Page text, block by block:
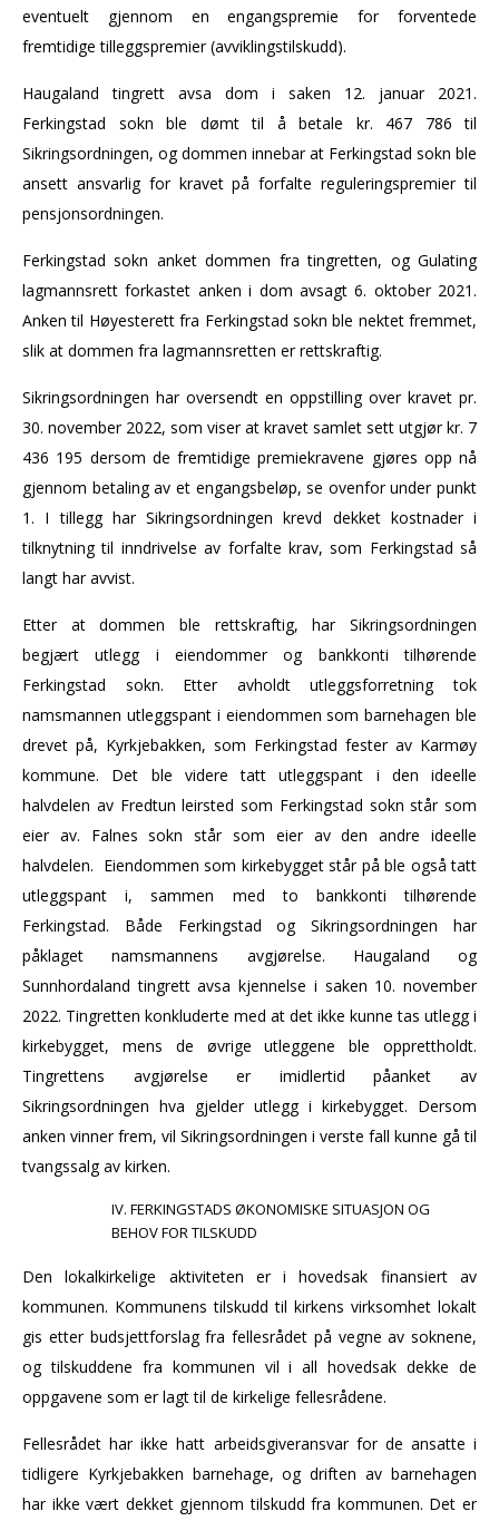
eventuelt gjennom en engangspremie for forventede
fremtidige tilleggspremier (avviklingstilskudd).
Haugaland tingrett avsa dom i saken 12. januar 2021.
Ferkingstad sokn ble dømt til å betale kr. 467 786 til
Sikringsordningen, og dommen innebar at Ferkingstad sokn ble
ansett ansvarlig for kravet på forfalte reguleringspremier til
pensjonsordningen.
Ferkingstad sokn anket dommen fra tingretten, og Gulating
lagmannsrett forkastet anken i dom avsagt 6. oktober 2021.
Anken til Høyesterett fra Ferkingstad sokn ble nektet fremmet,
slik at dommen fra lagmannsretten er rettskraftig.
Sikringsordningen har oversendt en oppstilling over kravet pr.
30. november 2022, som viser at kravet samlet sett utgjør kr. 7
436 195 dersom de fremtidige premiekravene gjøres opp nå
gjennom betaling av et engangsbeløp, se ovenfor under punkt
1. I tillegg har Sikringsordningen krevd dekket kostnader i
tilknytning til inndrivelse av forfalte krav, som Ferkingstad så
langt har avvist.
Etter at dommen ble rettskraftig, har Sikringsordningen
begjært utlegg i eiendommer og bankkonti tilhørende
Ferkingstad sokn. Etter avholdt utleggsforretning tok
namsmannen utleggspant i eiendommen som barnehagen ble
drevet på, Kyrkjebakken, som Ferkingstad fester av Karmøy
kommune. Det ble videre tatt utleggspant i den ideelle
halvdelen av Fredtun leirsted som Ferkingstad sokn står som
eier av. Falnes sokn står som eier av den andre ideelle
halvdelen. Eiendommen som kirkebygget står på ble også tatt
utleggspant i, sammen med to bankkonti tilhørende
Ferkingstad. Både Ferkingstad og Sikringsordningen har
påklaget namsmannens avgjørelse. Haugaland og
Sunnhordaland tingrett avsa kjennelse i saken 10. november
2022. Tingretten konkluderte med at det ikke kunne tas utlegg i
kirkebygget, mens de øvrige utleggene ble opprettholdt.
Tingrettens avgjørelse er imidlertid påanket av
Sikringsordningen hva gjelder utlegg i kirkebygget. Dersom
anken vinner frem, vil Sikringsordningen i verste fall kunne gå til
tvangssalg av kirken.
FERKINGSTADS ØKONOMISKE SITUASJON OG
BEHOV FOR TILSKUDD
Den lokalkirkelige aktiviteten er i hovedsak finansiert av
kommunen. Kommunens tilskudd til kirkens virksomhet lokalt
gis etter budsjettforslag fra fellesrådet på vegne av soknene,
og tilskuddene fra kommunen vil i all hovedsak dekke de
oppgavene som er lagt til de kirkelige fellesrådene.
Fellesrådet har ikke hatt arbeidsgiveransvar for de ansatte i
tidligere Kyrkjebakken barnehage, og driften av barnehagen
har ikke vært dekket gjennom tilskudd fra kommunen. Det er